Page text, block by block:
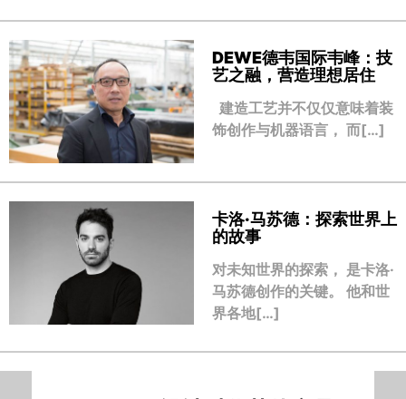
DEWE德韦国际韦峰：技
艺之融，营造理想居住
建造工艺并不仅仅意味着装
饰创作与机器语言， 而[…]
卡洛·马苏德：探索世界上
的故事
对未知世界的探索， 是卡洛·
马苏德创作的关键。 他和世
界各地[…]